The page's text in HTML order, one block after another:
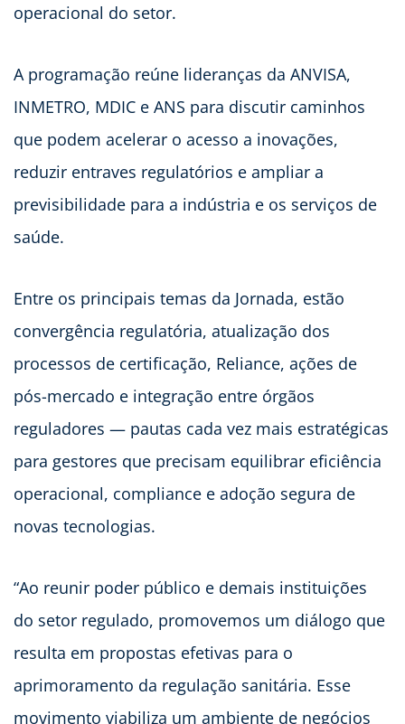
operacional do setor.
A programação reúne lideranças da ANVISA,
INMETRO, MDIC e ANS para discutir caminhos
que podem acelerar o acesso a inovações,
reduzir entraves regulatórios e ampliar a
previsibilidade para a indústria e os serviços de
saúde.
Entre os principais temas da Jornada, estão
convergência regulatória, atualização dos
processos de certificação, Reliance, ações de
pós-mercado e integração entre órgãos
reguladores — pautas cada vez mais estratégicas
para gestores que precisam equilibrar eficiência
operacional, compliance e adoção segura de
novas tecnologias.
“Ao reunir poder público e demais instituições
do setor regulado, promovemos um diálogo que
resulta em propostas efetivas para o
aprimoramento da regulação sanitária. Esse
movimento viabiliza um ambiente de negócios